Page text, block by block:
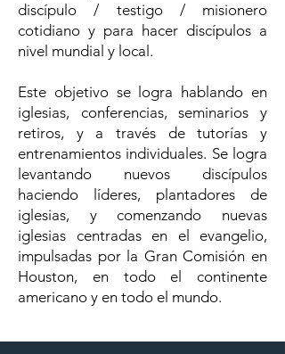
discípulo / testigo / misionero
cotidiano y para hacer discípulos a
nivel mundial y local.
Este objetivo se logra hablando en
iglesias, conferencias, seminarios y
retiros, y a través de tutorías y
entrenamientos individuales. Se logra
levantando nuevos discípulos
haciendo líderes, plantadores de
iglesias, y comenzando nuevas
iglesias centradas en el evangelio,
impulsadas por la Gran Comisión en
Houston, en todo el continente
americano y en todo el mundo.